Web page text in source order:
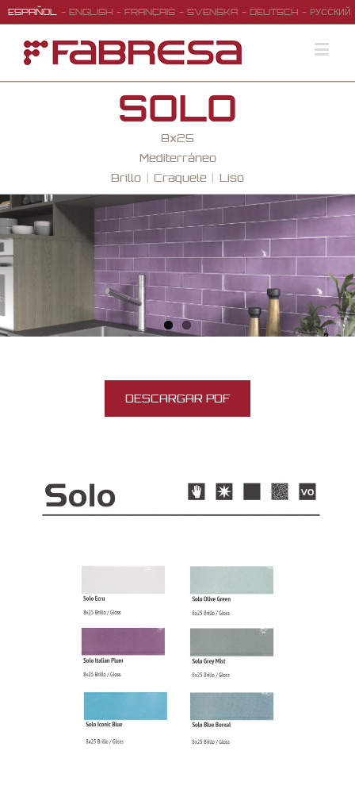
ESPAÑOL ENGLISH FRANÇAIS SVENSKA DEUTSCH РУССКИЙ
SOLO
8x25
Mediterráneo
Brillo
Craquele Liso
DESCARGAR PDF